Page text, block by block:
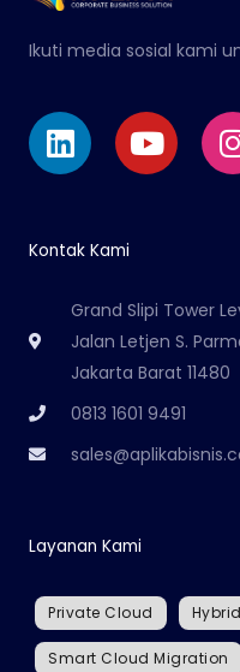
Ikuti media sosial kami
Linkedin
Kontak Kami
Grand Slipi Tower
Jalan Letjen S.
Jakarta Barat 11480
0813 1601 9491
Layanan Kami
Private Cloud
Smart Cloud Migration